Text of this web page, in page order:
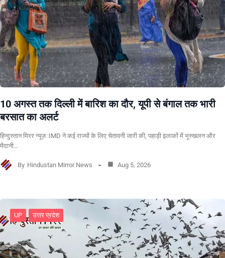
10 अगस्त तक दिल्ली में बारिश का दौर, यूपी से बंगाल तक भारी
बरसात का अलर्ट
हिन्दुस्तान मिरर न्यूज़ :IMD ने कई राज्यों के लिए चेतावनी जारी की, पहाड़ी इलाकों में भूस्खलन और
मैदानी…
By Hindustan Mirror News Aug 5, 2026
UP उत्तर प्रदेश